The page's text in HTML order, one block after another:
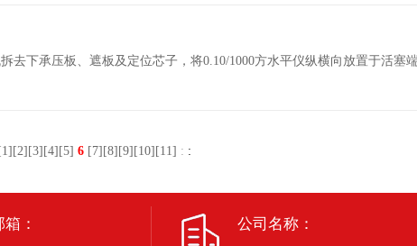
下承压板、遮板及定位芯子，将0.10/1000方水平仪纵横向放置于活塞
[1][2][3][4][5] 6 [7][8][9][10][11] : :
： 公司名称：